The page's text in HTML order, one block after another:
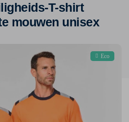
T-shirt
mouwen unisex
Eco